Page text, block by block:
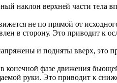
наклон верхней части тела
не по прямой от
в сторону. Это приводит к
и подняты вверх, это
конечной фазе движения
руки. Это приводит к